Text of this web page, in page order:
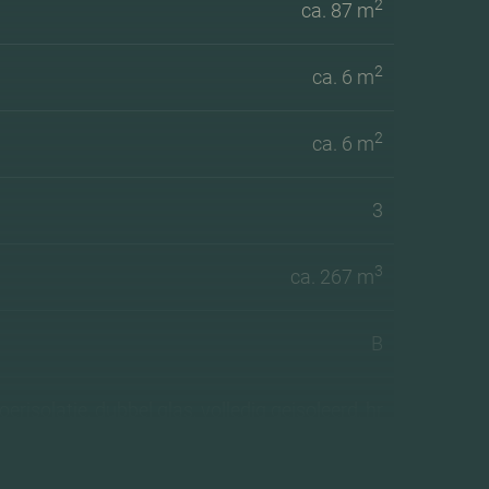
ca. 87 m2
ca. 6 m2
ca. 6 m2
3
ca. 267 m3
B